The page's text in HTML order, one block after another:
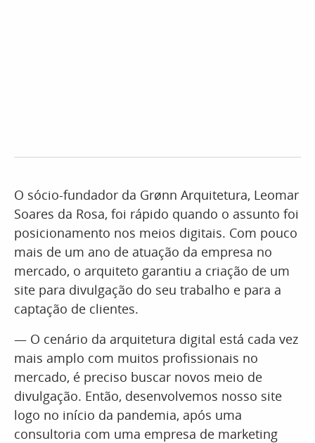
O sócio-fundador da Grønn Arquitetura, Leomar
Soares da Rosa, foi rápido quando o assunto foi
posicionamento nos meios digitais. Com pouco
mais de um ano de atuação da empresa no
mercado, o arquiteto garantiu a criação de um
site para divulgação do seu trabalho e para a
captação de clientes.
— O cenário da arquitetura digital está cada vez
mais amplo com muitos profissionais no
mercado, é preciso buscar novos meio de
divulgação. Então, desenvolvemos nosso site
logo no início da pandemia, após uma
consultoria com uma empresa de marketing